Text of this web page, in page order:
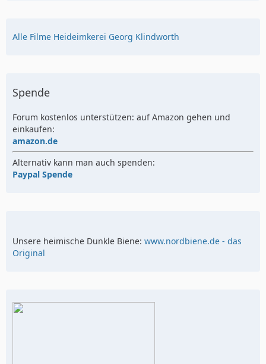
Alle Filme Heideimkerei Georg Klindworth
Spende
Forum kostenlos unterstützen: auf Amazon gehen und
einkaufen:
amazon.de
Alternativ kann man auch spenden:
Paypal Spende
Unsere heimische Dunkle Biene: www.nordbiene.de - das
Original